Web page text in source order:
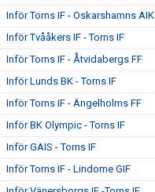
Inför Torns IF - Oskarshamns AIK
Inför Tvååkers IF - Torns IF
Inför Torns IF - Åtvidabergs FF
Inför Lunds BK - Torns IF
Inför Torns IF - Ängelholms FF
Inför BK Olympic - Torns IF
Inför GAIS - Torns IF
Inför Torns IF - Lindome GIF